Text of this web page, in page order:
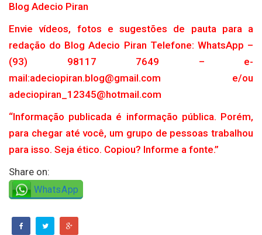
Blog Adecio Piran
Envie vídeos, fotos e sugestões de pauta para a
redação do Blog Adecio Piran Telefone: WhatsApp –
(93) 98117 7649 – e-
mail:adeciopiran.blog@gmail.com e/ou
adeciopiran_12345@hotmail.com
“Informação publicada é informação pública. Porém,
para chegar até você, um grupo de pessoas trabalhou
para isso. Seja ético. Copiou? Informe a fonte.”
Share on:
WhatsApp